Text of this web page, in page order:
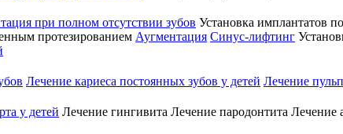
при полном отсутствии зубов Установка имплантатов
протезированием Аугментация Синус-лифтинг
Лечение кариеса постоянных зубов у детей Лечение
у детей Лечение гингивита Лечение пародонтита Лечение